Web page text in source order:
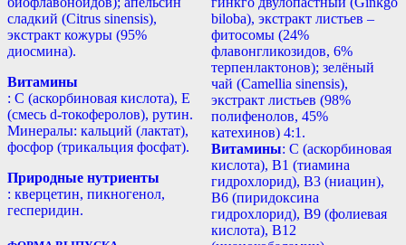
сладкий (Citrus sinensis),
экстракт кожуры (95%
диосмина).
Витамины
: С (аскорбиновая кислота), Е
(смесь d-токоферолов), рутин.
Минералы: кальций (лактат),
фосфор (трикальция фосфат).
Природные нутриенты
: кверцетин, пикногенол,
гесперидин.
biloba), экстракт листьев –
фитосомы (24%
флавонгликозидов, 6%
терпенлактонов); зелёный
чай (Camellia sinensis),
экстракт листьев (98%
полифенолов, 45%
катехинов) 4:1.
Витамины: С (аскорбиновая
кислота), B1 (тиамина
гидрохлорид), B3 (ниацин),
B6 (пиридоксина
гидрохлорид), B9 (фолиевая
кислота), B12